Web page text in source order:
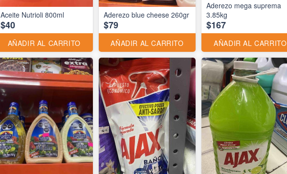
Aceite Nutrioli 800ml
$40
AÑADIR AL CARRITO
Aderezo blue cheese 260gr
$79
AÑADIR AL CARRITO
Aderezo mega suprema
3.85kg
$167
AÑADIR AL CARRITO